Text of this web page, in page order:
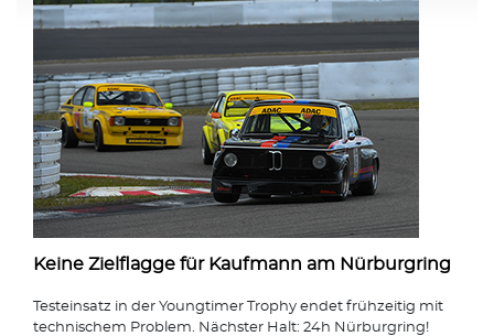
Keine Zielflagge für Kaufmann am Nürburgring
Testeinsatz in der Youngtimer Trophy endet frühzeitig mit
technischem Problem. Nächster Halt: 24h Nürburgring!